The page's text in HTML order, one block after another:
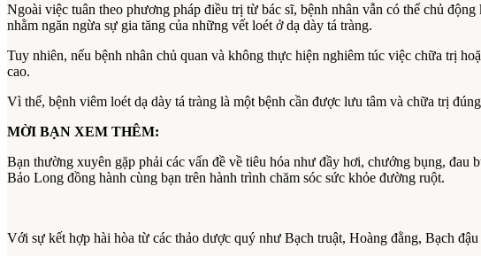
Ngoài việc tuân theo phương pháp điều trị từ bác sĩ, bệnh nhân vẫn có thể chủ
nhằm ngăn ngừa sự gia tăng của những vết loét ở dạ dày tá tràng.
Tuy nhiên, nếu bệnh nhân chủ quan và không thực hiện nghiêm túc việc chữa trị
cao.
Vì thế, bệnh viêm loét dạ dày tá tràng là một bệnh cần được lưu tâm và chữa trị
MỜI BẠN XEM THÊM:
Bạn thường xuyên gặp phải các vấn đề về tiêu hóa như đầy hơi, chướng bụng,
Bảo Long đồng hành cùng bạn trên hành trình chăm sóc sức khỏe đường ruột.
Với sự kết hợp hài hòa từ các thảo dược quý như Bạch truật, Hoàng đằng, Bạch